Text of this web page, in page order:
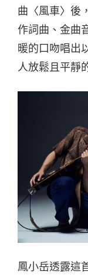
曲〈風車〉後
作詞曲、金曲
暖的口吻唱出
人放鬆且平靜
鳳小岳透露這